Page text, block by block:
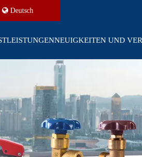
Deutsch
NEUIGKEITEN UND